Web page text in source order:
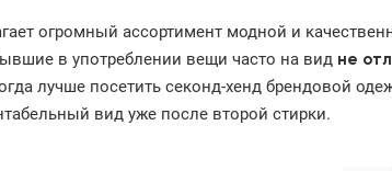
огромный ассортимент модной и
в употреблении вещи часто на вид не
лучше посетить секонд-хенд брендовой
вид уже после второй стирки.